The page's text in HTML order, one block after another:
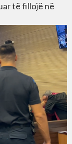
të fillojë në